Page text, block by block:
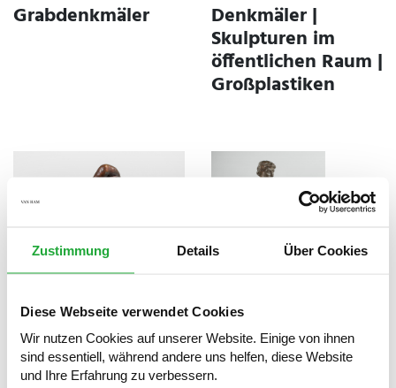
Zustimmung Details Über Cookies
Diese Webseite verwendet Cookies
Wir nutzen Cookies auf unserer Website. Einige von ihnen
sind essentiell, während andere uns helfen, diese Website
und Ihre Erfahrung zu verbessern.
Grabdenkmäler Denkmäler |
Skulpturen im
öffentlichen Raum |
Großplastiken
Weibliche Bildnisse
| Aktskulpturen
Männliche
Skulpturen